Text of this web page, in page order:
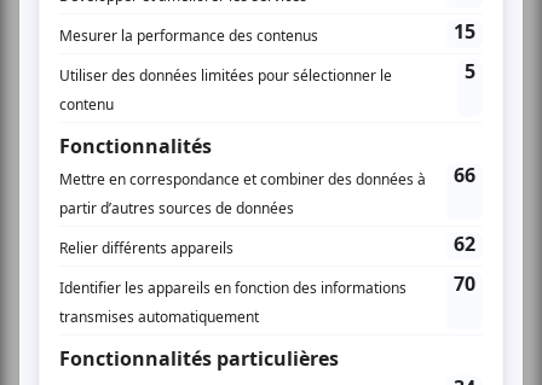
Festival Colline
Musique Québécoise Pop franco
Festival Colline
Lac-Mégantic
Plusieurs offres promo